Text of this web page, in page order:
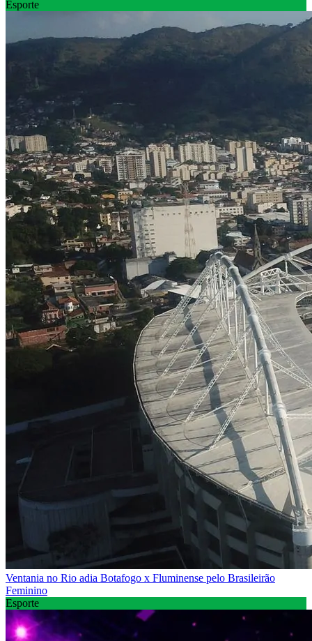
Esporte
Ventania no Rio adia Botafogo x Fluminense pelo Brasileirão
Feminino
Esporte